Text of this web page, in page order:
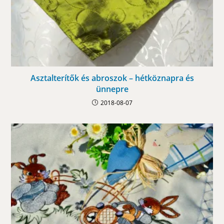
Asztalterítők és abroszok – hétköznapra és
ünnepre
2018-08-07